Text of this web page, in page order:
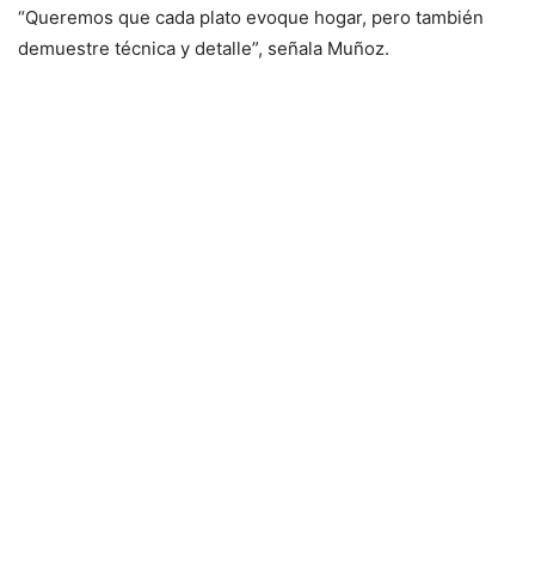
“Queremos que cada plato evoque hogar, pero también
demuestre técnica y detalle”, señala Muñoz.